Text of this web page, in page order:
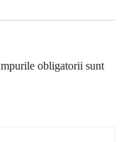
obligatorii sunt